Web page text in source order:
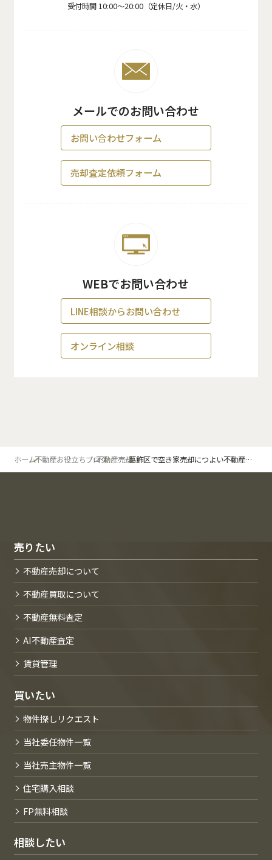
受付時間 10:00〜20:00（定休日/火・水）
メールでのお問い合わせ
お問い合わせフォーム
売却査定依頼フォーム
WEBでお問い合わせ
LINE相談からお問い合わせ
オンライン相談
ホーム不動産お役立ちブログ不動産売却 葛飾区で空き家売却につよい不動産会社はどこ？
売りたい
不動産売却について
不動産買取について
不動産無料査定
AI不動産査定
賃貸管理
買いたい
物件探しリクエスト
当社委任物件一覧
当社売主物件一覧
住宅購入相談
FP無料相談
相談したい